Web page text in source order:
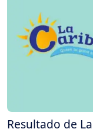
Resultado de